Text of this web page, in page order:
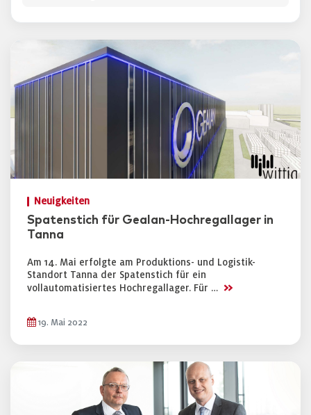
Neuigkeiten
Spatenstich für Gealan-Hochregallager in
Tanna
Am 14. Mai erfolgte am Produktions- und Logistik-
Standort Tanna der Spatenstich für ein
vollautomatisiertes Hochregallager. Für … >>
19. Mai 2022